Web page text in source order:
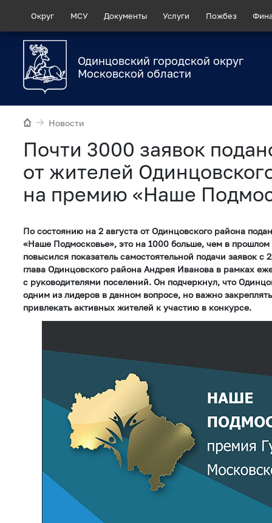
Округ МСУ Документы Услуги Пожбез
Одинцовский городской округ
Московской области
Новости
Почти 3000 заявок
от жителей
на премию «Наше
По состоянию на 2 августа от Одинцовского района
«Наше Подмосковье», это на 1000 больше, чем в прошлом
повысился показатель самостоятельной подачи заявок с
глава Одинцовского района Андрея Иванова в рамках
с руководителями поселений. Он подчеркнул, что
одним из лидеров в данном вопросе, но важно
привлекать активных жителей к участию в конкурсе.